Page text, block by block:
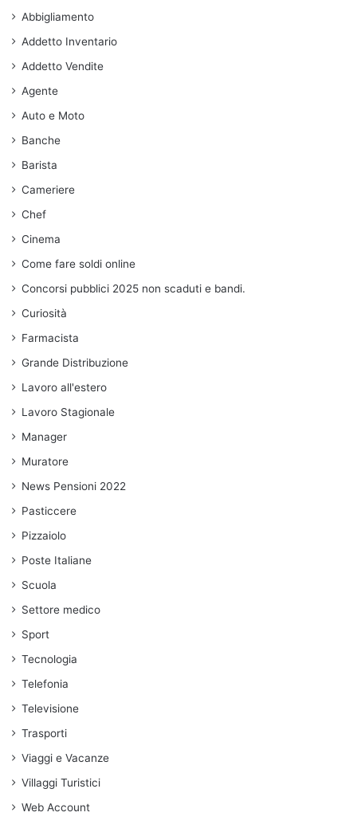
Abbigliamento
Addetto Inventario
Addetto Vendite
Agente
Auto e Moto
Banche
Barista
Cameriere
Chef
Cinema
Come fare soldi online
Concorsi pubblici 2025 non scaduti e bandi.
Curiosità
Farmacista
Grande Distribuzione
Lavoro all'estero
Lavoro Stagionale
Manager
Muratore
News Pensioni 2022
Pasticcere
Pizzaiolo
Poste Italiane
Scuola
Settore medico
Sport
Tecnologia
Telefonia
Televisione
Trasporti
Viaggi e Vacanze
Villaggi Turistici
Web Account